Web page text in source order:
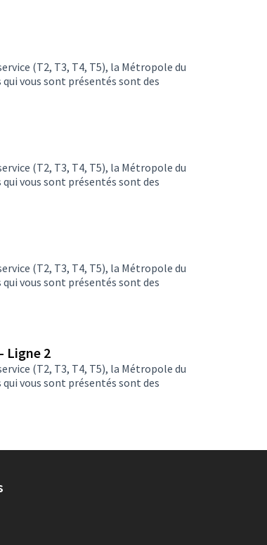
(T2, T3, T4, T5), la Métropole du
vous sont présentés sont des
(T2, T3, T4, T5), la Métropole du
vous sont présentés sont des
(T2, T3, T4, T5), la Métropole du
vous sont présentés sont des
Ligne 2
(T2, T3, T4, T5), la Métropole du
vous sont présentés sont des